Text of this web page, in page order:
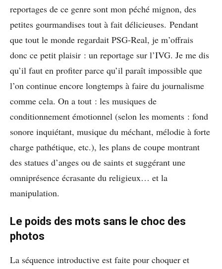
reportages de ce genre sont mon péché mignon, des
petites gourmandises tout à fait délicieuses. Pendant
que tout le monde regardait PSG-Real, je m’offrais
donc ce petit plaisir : un reportage sur l’IVG. Je me dis
qu’il faut en profiter parce qu’il paraît impossible que
l’on continue encore longtemps à faire du journalisme
comme cela. On a tout : les musiques de
conditionnement émotionnel (selon les moments : fond
sonore inquiétant, musique du méchant, mélodie à forte
charge pathétique, etc.), les plans de coupe montrant
des statues d’anges ou de saints et suggérant une
omniprésence écrasante du religieux… et la
manipulation.
Le poids des mots sans le choc des
photos
La séquence introductive est faite pour choquer et